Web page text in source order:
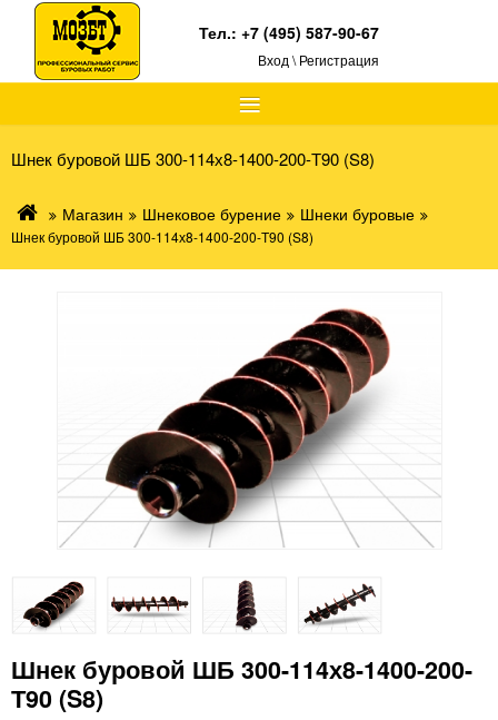
≡
Тел.:+7 (495) 587-90-67
Вход \ Регистрация
Шнек буровой ШБ 300-114х8-1400-200-Т90 (S8)
Магазин Шнековое бурение Шнеки буровые
Шнек буровой ШБ 300-114х8-1400-200-Т90 (S8)
Шнек буровой ШБ 300-114х8-1400-200-
Т90 (S8)